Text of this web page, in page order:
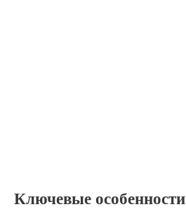
Ключевые особенности